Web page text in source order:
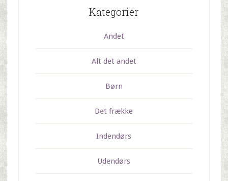
Kategorier
Andet
Alt det andet
Børn
Det frække
Indendørs
Udendørs